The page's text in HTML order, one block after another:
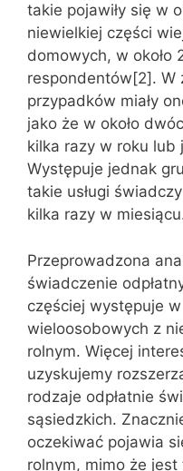
takie pojawiły się w
niewielkiej części
domowych, w około
respondentów[2]. W
przypadków miały
jako że w około
kilka razy w roku lub
Występuje jednak
takie usługi
kilka razy w
Przeprowadzona
świadczenie
częściej występuje
wieloosobowych z
rolnym. Więcej
uzyskujemy
rodzaje odpłatnie
sąsiedzkich.
oczekiwać pojawia
rolnym, mimo że